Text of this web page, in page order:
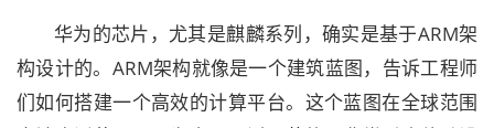
华为的芯片，尤其是麒麟系列，确实是基于ARM架
构设计的。ARM架构就像是一个建筑蓝图，告诉工程师
们如何搭建一个高效的计算平台。这个蓝图在全球范围